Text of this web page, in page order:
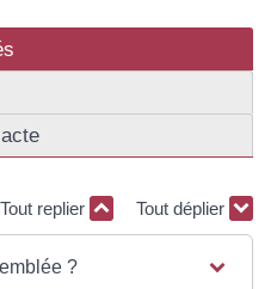
Tout replier Tout déplier
?